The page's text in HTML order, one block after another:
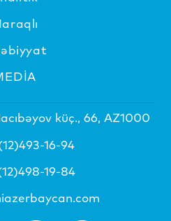
küç., 66, AZ1000
16-94
19-84